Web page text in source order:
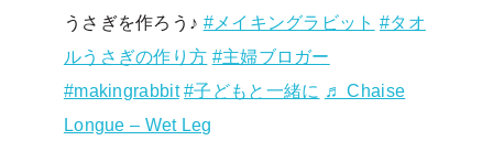
うさぎを作ろう♪ #メイキングラビット #タオ
ルうさぎの作り方 #主婦ブロガー
#makingrabbit #子どもと一緒に
♬ Chaise
Longue – Wet Leg